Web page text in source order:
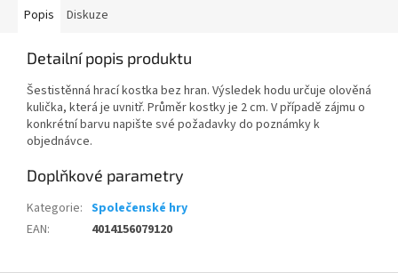
Popis Diskuze
Detailní popis produktu
Šestistěnná hrací kostka bez hran. Výsledek hodu určuje olověná
kulička, která je uvnitř. Průměr kostky je 2 cm. V případě zájmu o
konkrétní barvu napište své požadavky do poznámky k
objednávce.
Doplňkové parametry
Kategorie: Společenské hry
EAN: 4014156079120